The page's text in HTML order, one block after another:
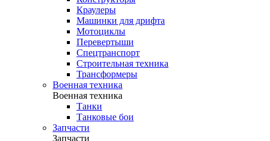
Краулеры
Машинки для дрифта
Мотоциклы
Перевертыши
Спецтранспорт
Строительная техника
Трансформеры
Военная техника
Военная техника
Танки
Танковые бои
Запчасти
Запчасти